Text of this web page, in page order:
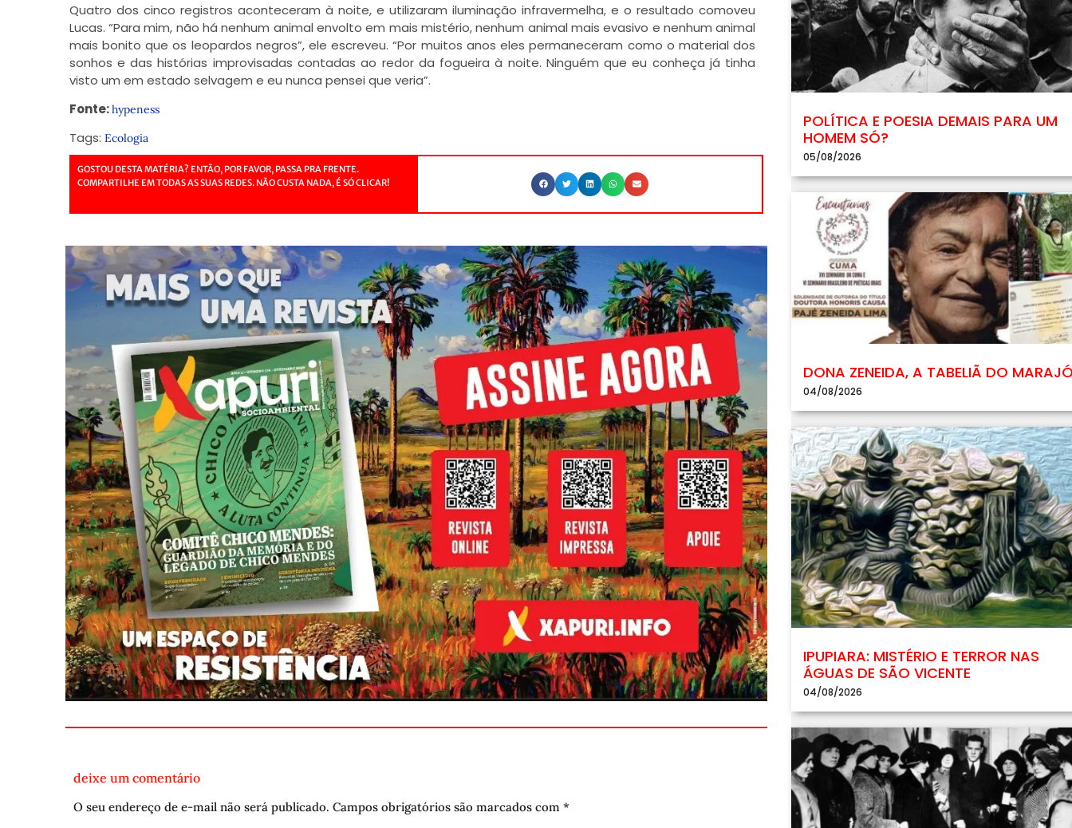
Quatro dos cinco registros aconteceram à noite, e utilizaram iluminação infravermelha, e o resultado comoveu
Lucas. “Para mim, não há nenhum animal envolto em mais mistério, nenhum animal mais evasivo e nenhum animal
mais bonito que os leopardos negros”, ele escreveu. “Por muitos anos eles permaneceram como o material dos
sonhos e das histórias improvisadas contadas ao redor da fogueira à noite. Ninguém que eu conheça já tinha
visto um em estado selvagem e eu nunca pensei que veria”.
Fonte:hypeness
Tags: Ecologia
GOSTOU DESTA MATÉRIA? ENTÃO, POR FAVOR, PASSA PRA FRENTE.
COMPARTILHE EM TODAS AS SUAS REDES. NÃO CUSTA NADA, É SÓ CLICAR!
deixe um comentário
O seu endereço de e-mail não será publicado. Campos obrigatórios são marcados com *
POLÍTICA E POESIA DEMAIS PARA UM
HOMEM SÓ?
05/08/2026
DONA ZENEIDA, A TABELIÃ DO
04/08/2026
IPUPIARA: MISTÉRIO E TERROR NAS
ÁGUAS DE SÃO VICENTE
04/08/2026